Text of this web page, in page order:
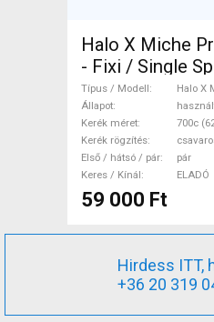
Halo X Miche
- Fixi / Single
kerékszett
Primato X Conti
Gravel / Triatlon
Országúti Kerék / Felni / Gumi
700c (622)
Típus / Modell
Halo X
Állapot
Kerék méret
700c
Kerék rögzítés
Első / hátsó / pár
pár
Keres / Kínál
ELADÓ
59 000 Ft
Hirdess ITT,
+36 20 319